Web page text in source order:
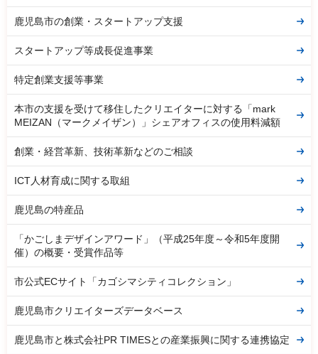
鹿児島市の創業・スタートアップ支援
スタートアップ等成長促進事業
特定創業支援等事業
本市の支援を受けて移住したクリエイターに対する「mark
MEIZAN（マークメイザン）」シェアオフィスの使用料減額
創業・経営革新、技術革新などのご相談
ICT人材育成に関する取組
鹿児島の特産品
「かごしまデザインアワード」（平成25年度～令和5年度開
催）の概要・受賞作品等
市公式ECサイト「カゴシマシティコレクション」
鹿児島市クリエイターズデータベース
鹿児島市と株式会社PR TIMESとの産業振興に関する連携協定